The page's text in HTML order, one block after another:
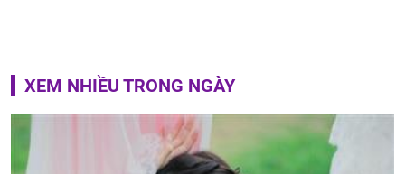
XEM NHIỀU TRONG NGÀY